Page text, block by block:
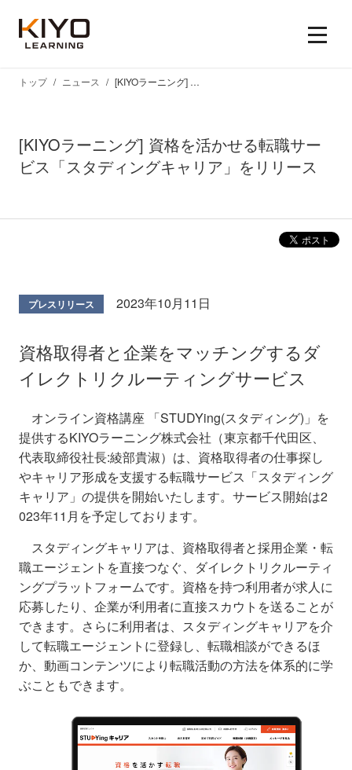
[KIYOラーニング] 資格を活かせる転職サー
ビス「スタディングキャリア」をリリース
トップ ニュース [KIYOラーニング] 資格を活かせる転職サービス「スタディングキャリア」をリリース
プレスリリース 2023年10月11日
資格取得者と企業をマッチングするダ
イレクトリクルーティングサービス
オンライン資格講座 「STUDYing(スタディング)」を
提供するKIYOラーニング株式会社（東京都千代田区、
代表取締役社長:綾部貴淑）は、資格取得者の仕事探し
やキャリア形成を支援する転職サービス「スタディング
キャリア」の提供を開始いたします。サービス開始は2
023年11月を予定しております。
スタディングキャリアは、資格取得者と採用企業・転
職エージェントを直接つなぐ、 ダイレクトリクルーティ
ングプラットフォームです。資格を持つ利用者が求人に
応募したり、企業が利用者に直接スカウトを送ることが
できます。さらに利用者は、スタディングキャリアを介
して転職エージェントに登録し、転職相談ができるほ
か、動画コンテンツにより転職活動の方法を体系的に学
ぶこともできます。